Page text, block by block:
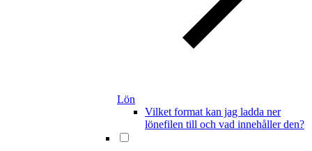
Lön
Vilket format kan jag ladda ner
lönefilen till och vad innehåller den?